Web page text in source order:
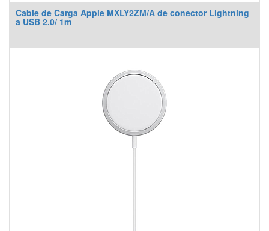
Cable de Carga Apple MXLY2ZM/A de conector Lightning
a USB 2.0/ 1m